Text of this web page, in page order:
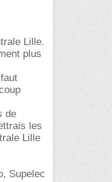
Lille.
plus
de
les
Lille
Supelec